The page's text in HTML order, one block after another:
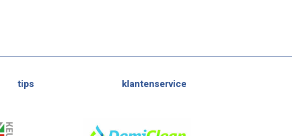
tips klantenservice